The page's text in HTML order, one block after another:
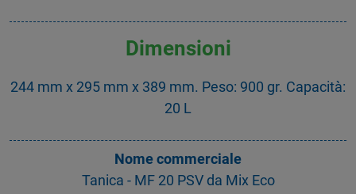
Dimensioni
244 mm x 295 mm x 389 mm. Peso: 900 gr. Capacità:
20 L
Nome commerciale
Tanica - MF 20 PSV da Mix Eco